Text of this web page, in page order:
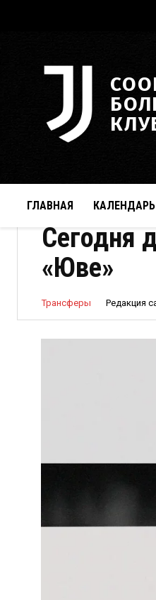
ГЛАВНАЯ
Сегодня
«Юве»
Трансферы Редакция